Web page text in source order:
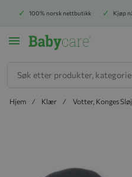
100% norsk nettbutikk Kjøp
Hjem Klær Votter, Konges
Hopp til slutten av bildegalleriet